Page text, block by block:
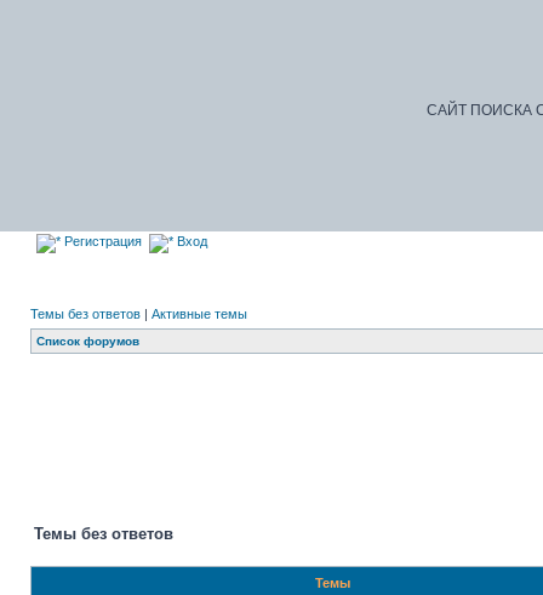
САЙТ ПОИСКА
Регистрация Вход
Темы без ответов | Активные темы
Список форумов
Темы без ответов
Темы